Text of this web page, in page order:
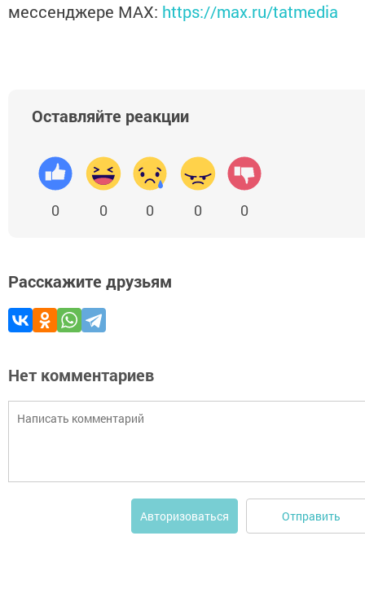
мессенджере MАХ: https://max.ru/tatmedia
Оставляйте реакции
0 0 0 0 0
Расскажите друзьям
Нет комментариев
Авторизоваться Отправить